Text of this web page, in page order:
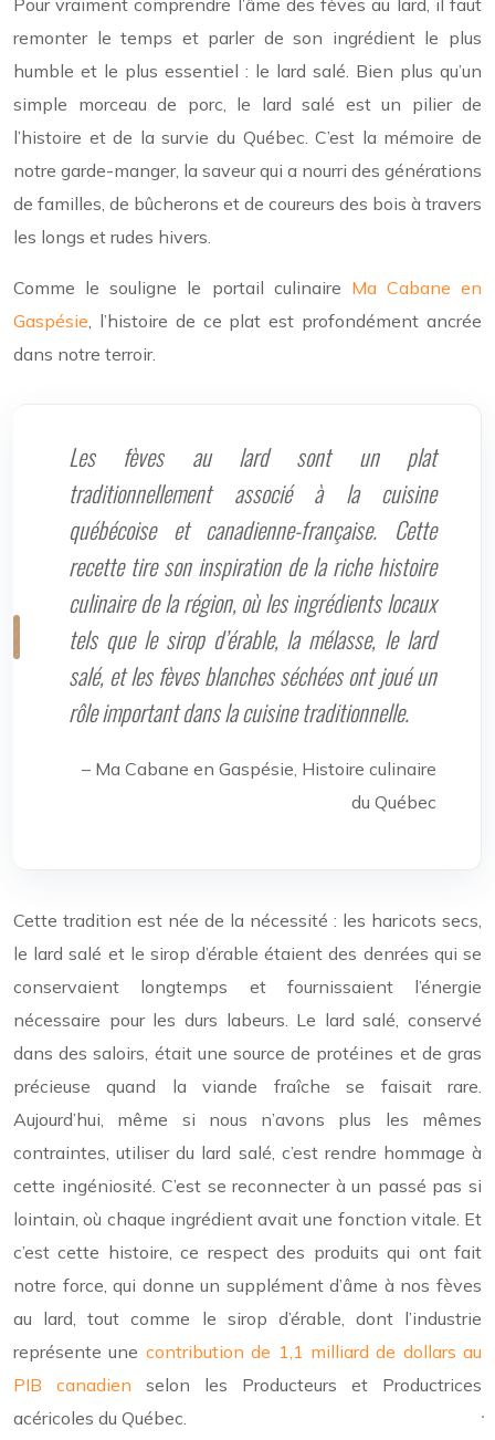
Pour vraiment comprendre l’âme des fèves au lard, il faut
remonter le temps et parler de son ingrédient le plus
humble et le plus essentiel : le lard salé. Bien plus qu’un
simple morceau de porc, le lard salé est un pilier de
l’histoire et de la survie du Québec. C’est la mémoire de
notre garde-manger, la saveur qui a nourri des générations
de familles, de bûcherons et de coureurs des bois à travers
les longs et rudes hivers.
Comme le souligne le portail culinaire Ma Cabane en
Gaspésie, l’histoire de ce plat est profondément ancrée
dans notre terroir.
Les fèves au lard sont un plat
traditionnellement associé à la cuisine
québécoise et canadienne-française. Cette
recette tire son inspiration de la riche histoire
culinaire de la région, où les ingrédients locaux
tels que le sirop d’érable, la mélasse, le lard
salé, et les fèves blanches séchées ont joué un
rôle important dans la cuisine traditionnelle.
– Ma Cabane en Gaspésie, Histoire culinaire
du Québec
Cette tradition est née de la nécessité : les haricots secs,
le lard salé et le sirop d’érable étaient des denrées qui se
conservaient longtemps et fournissaient l’énergie
nécessaire pour les durs labeurs. Le lard salé, conservé
dans des saloirs, était une source de protéines et de gras
précieuse quand la viande fraîche se faisait rare.
Aujourd’hui, même si nous n’avons plus les mêmes
contraintes, utiliser du lard salé, c’est rendre hommage à
cette ingéniosité. C’est se reconnecter à un passé pas si
lointain, où chaque ingrédient avait une fonction vitale. Et
c’est cette histoire, ce respect des produits qui ont fait
notre force, qui donne un supplément d’âme à nos fèves
au lard, tout comme le sirop d’érable, dont l’industrie
représente une contribution de 1,1 milliard de dollars au
PIB canadien selon les Producteurs et Productrices
acéricoles du Québec.